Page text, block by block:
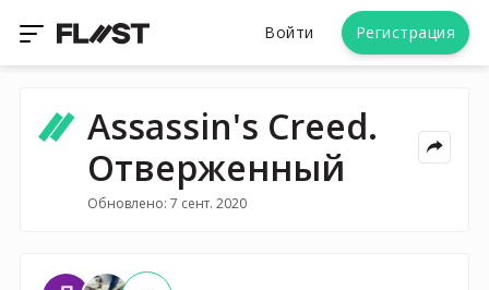
Войти Регистрация
Assassin's Creed.
Отверженный
Обновлено: 7 сент. 2020